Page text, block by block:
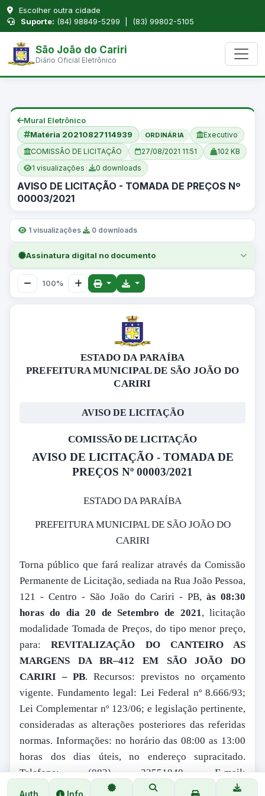
Escolher outra cidade
Suporte: (84) 98849-5299 | (83) 99802-5105
São João do Cariri
Diário Oficial Eletrônico
Mural Eletrônico
Matéria 20210827114939
ORDINÁRIA
Executivo
COMISSÃO DE LICITAÇÃO
27/08/2021 11:51
102 KB
1 visualizações · 0 downloads
AVISO DE LICITAÇÃO - TOMADA DE PREÇOS Nº
00003/2021
1 visualizações 0 downloads
Assinatura digital no documento
100%
ESTADO DA PARAÍBA
PREFEITURA MUNICIPAL DE SÃO JOÃO DO
CARIRI
AVISO DE LICITAÇÃO
COMISSÃO DE LICITAÇÃO
AVISO DE LICITAÇÃO - TOMADA DE
PREÇOS Nº 00003/2021
ESTADO DA PARAÍBA
PREFEITURA MUNICIPAL DE SÃO JOÃO DO
CARIRI
Torna público que fará realizar através da Comissão
Permanente de Licitação, sediada na Rua João Pessoa,
121 - Centro - São João do Cariri - PB, às 08:30
horas do dia 20 de Setembro de 2021, licitação
modalidade Tomada de Preços, do tipo menor preço,
para:REVITALIZAÇÃO DO CANTEIRO AS
MARGENS DA BR–412 EM SÃO JOÃO DO
CARIRI – PB. Recursos: previstos no orçamento
vigente. Fundamento legal: Lei Federal nº 8.666/93;
Lei Complementar nº 123/06; e legislação pertinente,
consideradas as alterações posteriores das referidas
normas. Informações: no horário das 08:00 as 13:00
horas dos dias úteis, no endereço supracitado.
Telefone: (083) 33551040. E-mail:
licitacao@saojoaodocariri.pb.gov.br
. Edital:
Auth Info